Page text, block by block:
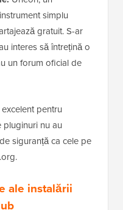
simplu
gratuit. S-ar
interes să întrețină o
un forum oficial de
pentru
pluginuri nu au
siguranță ca cele pe
ale instalării